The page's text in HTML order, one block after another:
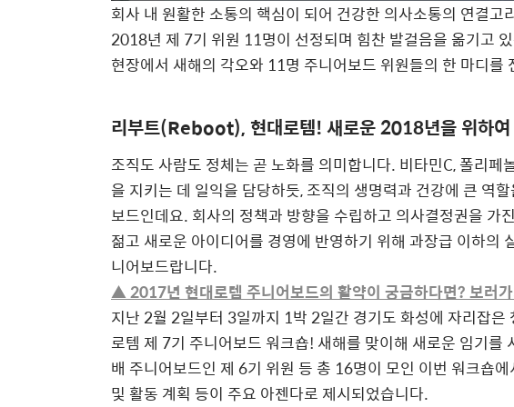
회사 내 원활한 소통의 핵심이 되어 건강한 의사소통의 연결
2018년 제 7기 위원 11명이 선정되며 힘찬 발걸음을 옮기고
현장에서 새해의 각오와 11명 주니어보드 위원들의 한 마디를
리부트(Reboot), 현대로템! 새로운 2018년을 위하여
조직도 사람도 정체는 곧 노화를 의미합니다. 비타민C, 폴리페
을 지키는 데 일익을 담당하듯, 조직의 생명력과 건강에 큰 역
보드인데요. 회사의 정책과 방향을 수립하고 의사결정권을 가
젊고 새로운 아이디어를 경영에 반영하기 위해 과장급 이하의
니어보드랍니다.
▲ 2017년 현대로템 주니어보드의 활약이 궁금하다면? 보러
지난 2월 2일부터 3일까지 1박 2일간 경기도 화성에 자리잡
로템 제 7기 주니어보드 워크숍! 새해를 맞이해 새로운 임기를
배 주니어보드인 제 6기 위원 등 총 16명이 모인 이번 워크숍
및 활동 계획 등이 주요 아젠다로 제시되었습니다.